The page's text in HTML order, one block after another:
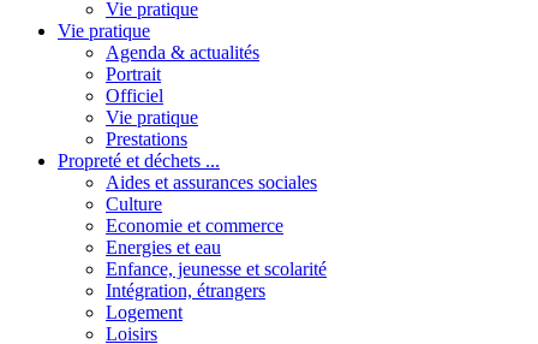
Vie pratique
Vie pratique
Agenda & actualités
Portrait
Officiel
Vie pratique
Prestations
Propreté et déchets ...
Aides et assurances sociales
Culture
Economie et commerce
Energies et eau
Enfance, jeunesse et scolarité
Intégration, étrangers
Logement
Loisirs